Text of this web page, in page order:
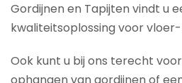
Gordijnen en Tapijten vindt u
kwaliteitsoplossing voor
Ook kunt u bij ons terecht